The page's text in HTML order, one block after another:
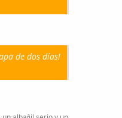
de dos días!